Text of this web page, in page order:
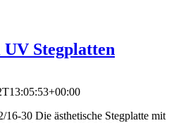
Stegplatten
30 Die ästhetische Stegplatte mit